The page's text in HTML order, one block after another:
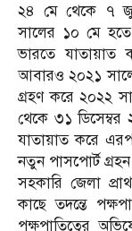
২৪ মে থেকে ৭
সালের ১০ মে
ভারতে যাতায়াত
আবারও ২০২১
গ্রহণ করে ২০২২
থেকে ৩১
যাতায়াত করে
নতুন পাসপোর্ট
সহকারি জেলা
কাছে তদন্তে
পক্ষপাতিত্বের